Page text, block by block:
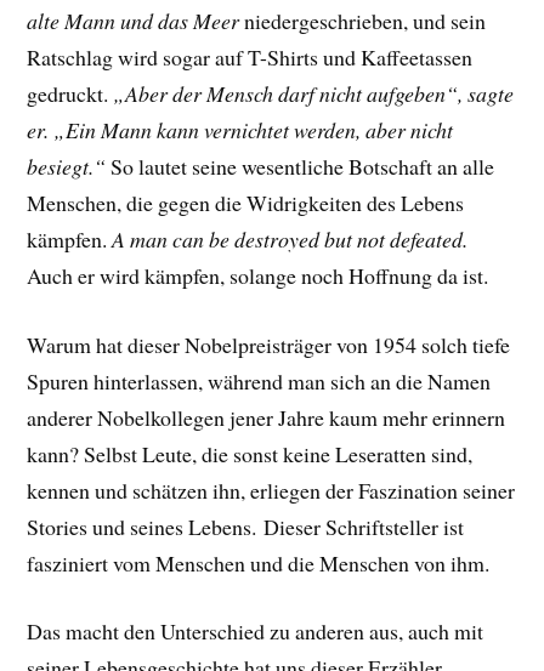
alte Mann und das Meerniedergeschrieben, und sein
Ratschlag wird sogar auf T-Shirts und Kaffeetassen
gedruckt. „Aber der Mensch darf nicht aufgeben“, sagte
er. „Ein Mann kann vernichtet werden, aber nicht
besiegt.“So lautet seine wesentliche Botschaft an alle
Menschen, die gegen die Widrigkeiten des Lebens
kämpfen. A man can be destroyed but not defeated.
Auch er wird kämpfen, solange noch Hoffnung da ist.
Warum hat dieser Nobelpreisträger von 1954 solch tiefe
Spuren hinterlassen, während man sich an die Namen
anderer Nobelkollegen jener Jahre kaum mehr erinnern
kann? Selbst Leute, die sonst keine Leseratten sind,
kennen und schätzen ihn, erliegen der Faszination seiner
Stories und seines Lebens. Dieser Schriftsteller ist
fasziniert vom Menschen und die Menschen von ihm.
Das macht den Unterschied zu anderen aus, auch mit